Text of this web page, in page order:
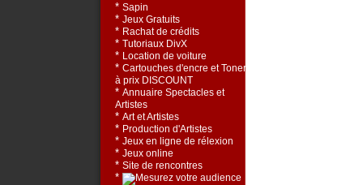
* Sapin
* Jeux Gratuits
* Rachat de crédits
* Tutoriaux DivX
* Location de voiture
* Cartouches d'encre et Toners
à prix DISCOUNT
* Annuaire Spectacles et
Artistes
* Art et Artistes
* Production d'Artistes
* Jeux en ligne de rélexion
* Jeux online
* Site de rencontres
*